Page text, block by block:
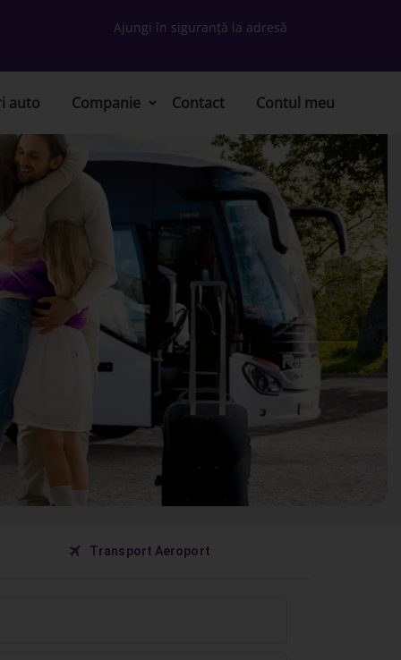
Ajungi în siguranță la adresă
auto Companie Contact Contul meu
󰀝 Transport Aeroport